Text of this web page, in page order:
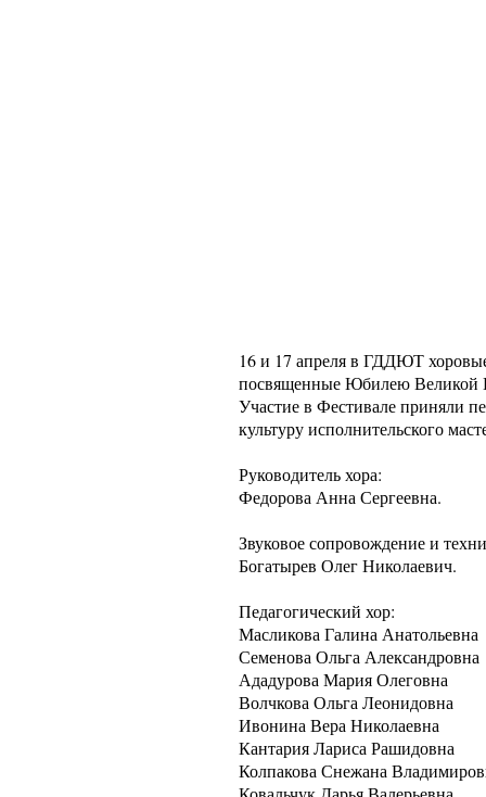
16 и 17 апреля в ГДДЮТ
посвященные Юбилею Великой
Участие в Фестивале приняли
культуру исполнительского
Руководитель хора:
Федорова Анна Сергеевна.
Звуковое сопровождение и
Богатырев Олег Николаевич.
Педагогический хор:
Масликова Галина Анатольевна
Семенова Ольга Александровна
Ададурова Мария Олеговна
Волчкова Ольга Леонидовна
Ивонина Вера Николаевна
Кантария Лариса Рашидовна
Колпакова Снежана